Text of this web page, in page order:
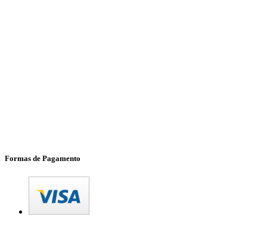
Formas de Pagamento